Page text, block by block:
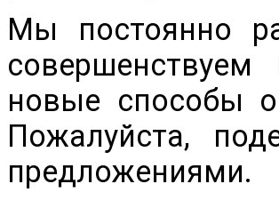
Мы постоянно
новые способы
Пожалуйста,
предложениями.